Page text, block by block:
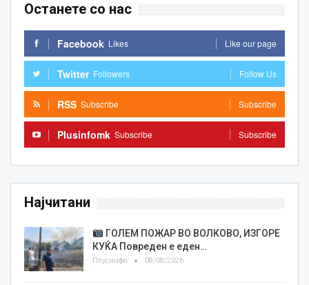
Останете со нас
Facebook Likes Like our page
Twitter Followers Follow Us
RSS Subscribe Subscribe
Plusinfomk Subscribe Subscribe
Најчитани
ГОЛЕМ ПОЖАР ВО ВОЛКОВО, ИЗГОРЕ
КУЌА Повреден е еден…
Плусинфо 08/08/2026